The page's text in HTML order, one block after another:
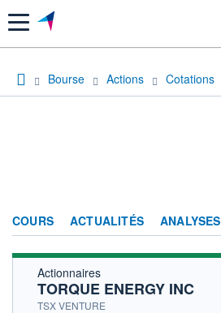
Menu
Bourse Actions Cotations
COURS ACTUALITÉS ANALYSES
Actionnaires
TORQUE ENERGY INC
TSX VENTURE